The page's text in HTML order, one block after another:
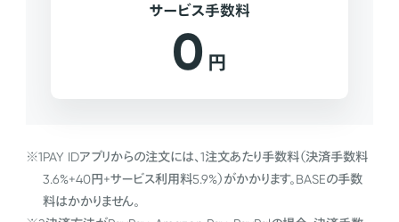
サービス手数料
0 円
※1PAY IDアプリからの注文には、1注文あたり手数料（決済手数料
3.6%+40円+サービス利用料5.9%）がかかります。BASEの手数
料はかかりません。